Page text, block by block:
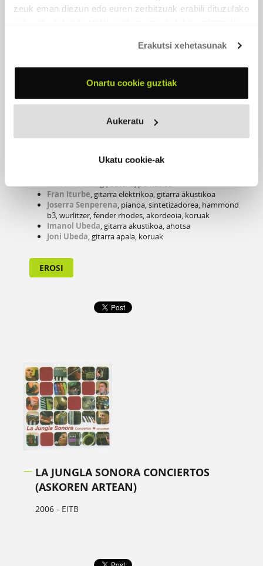
zeuk eman diezun edo euren zerbitzuak erabili dituzulako
Erakutsi xehetasunak
Onartu cookie guztiak
Aukeratu
Ukatu cookie-ak
Karlos Aranzegi, bateria, perkusioa
Fran Iturbe, gitarra elektrikoa, gitarra akustikoa
Joserra Senperena, pianoa, sintetizadorea, hammond
b3, wurlitzer, fender rhodes, akordeoia, koruak
Imanol Ubeda, gitarra akustikoa, ahotsa
Joni Ubeda, gitarra apala, koruak
EROSI
LA JUNGLA SONORA CONCIERTOS
(ASKOREN ARTEAN)
2006 - EITB